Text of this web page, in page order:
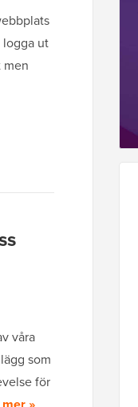
logga ut
men
våra
som
för